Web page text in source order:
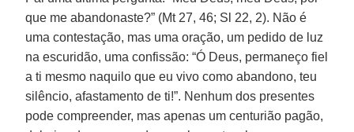
que me abandonaste?” (Mt 27, 46; Sl 22, 2). Não é
uma contestação, mas uma oração, um pedido de luz
na escuridão, uma confissão: “Ó Deus, permaneço fiel
a ti mesmo naquilo que eu vivo como abandono, teu
silêncio, afastamento de ti!”. Nenhum dos presentes
pode compreender, mas apenas um centurião pagão,